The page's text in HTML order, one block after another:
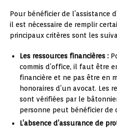
Pour bénéficier de l’assistance
il est nécessaire de remplir
principaux critères sont les
Les ressources financières :
commis d’office, il faut être
financière et ne pas être en
honoraires d’un avocat. Les
sont vérifiées par le
personne peut bénéficier de
L’absence d’assurance de